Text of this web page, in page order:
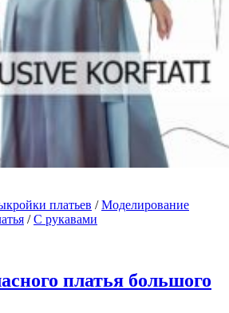
платьев /Моделирование
/С рукавами
платья большого